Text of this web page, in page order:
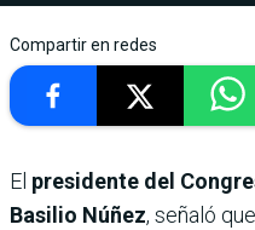
Compartir en redes
El presidente del
Basilio Núñez, señaló